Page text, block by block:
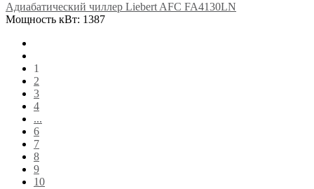
Адиабатический чиллер Liebert AFC FA4130LN
Мощность кВт: 1387
1
2
3
4
...
6
7
8
9
10